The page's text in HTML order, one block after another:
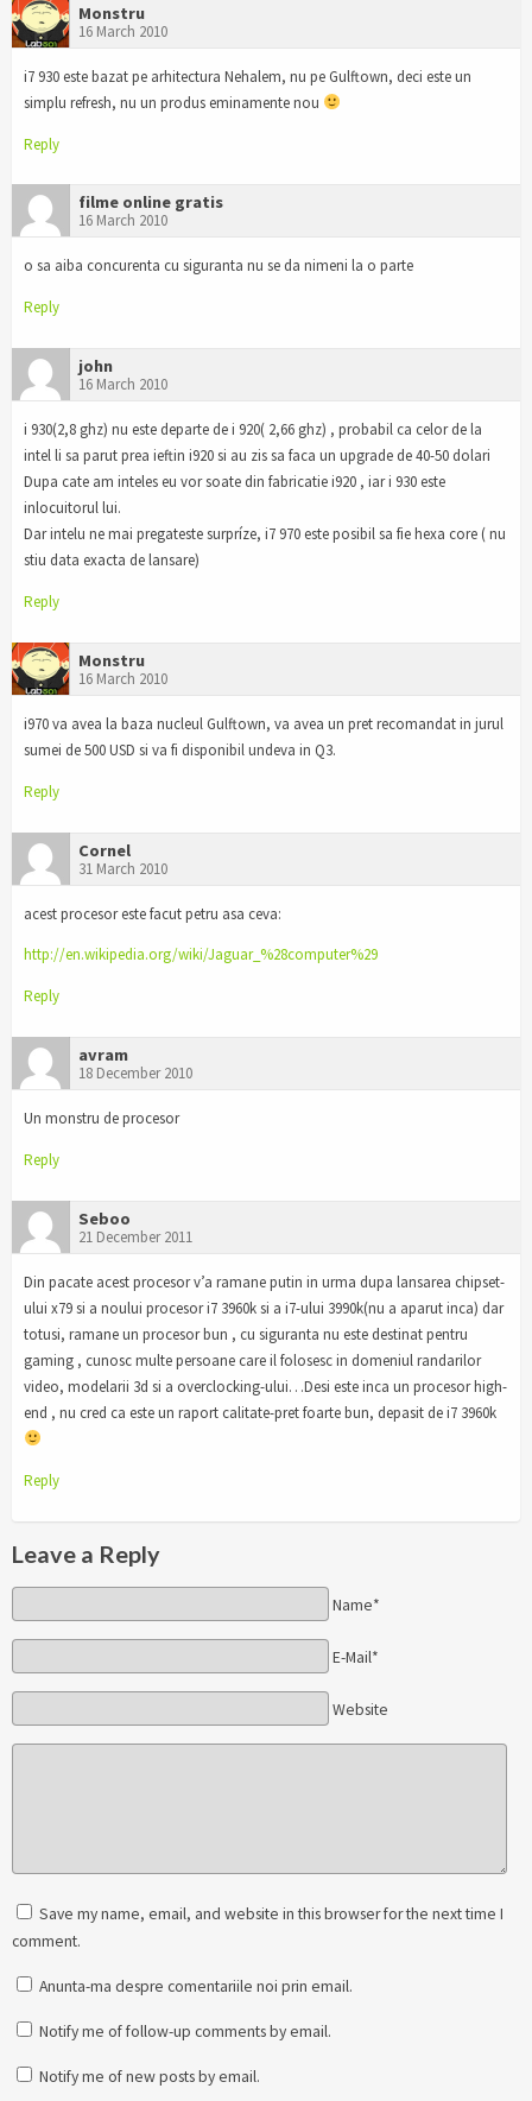
Monstru
16 March 2010
i7 930 este bazat pe arhitectura Nehalem, nu pe Gulftown, deci este un
simplu refresh, nu un produs eminamente nou
Reply
filme online gratis
16 March 2010
o sa aiba concurenta cu siguranta nu se da nimeni la o parte
Reply
john
16 March 2010
i 930(2,8 ghz) nu este departe de i 920( 2,66 ghz) , probabil ca celor de la
intel li sa parut prea ieftin i920 si au zis sa faca un upgrade de 40-50 dolari
Dupa cate am inteles eu vor soate din fabricatie i920 , iar i 930 este
inlocuitorul lui.
Dar intelu ne mai pregateste surpríze, i7 970 este posibil sa fie hexa core ( nu
stiu data exacta de lansare)
Reply
Monstru
16 March 2010
i970 va avea la baza nucleul Gulftown, va avea un pret recomandat in jurul
sumei de 500 USD si va fi disponibil undeva in Q3.
Reply
Cornel
31 March 2010
acest procesor este facut petru asa ceva:
http://en.wikipedia.org/wiki/Jaguar_%28computer%29
Reply
avram
18 December 2010
Un monstru de procesor
Reply
Seboo
21 December 2011
Din pacate acest procesor v’a ramane putin in urma dupa lansarea chipset-
ului x79 si a noului procesor i7 3960k si a i7-ului 3990k(nu a aparut inca) dar
totusi, ramane un procesor bun , cu siguranta nu este destinat pentru
gaming , cunosc multe persoane care il folosesc in domeniul randarilor
video, modelarii 3d si a overclocking-ului…Desi este inca un procesor high-
end , nu cred ca este un raport calitate-pret foarte bun, depasit de i7 3960k
Reply
Leave a Reply
Name*
E-Mail*
Website
Save my name, email, and website in this browser for the next time I
comment.
Anunta-ma despre comentariile noi prin email.
Notify me of follow-up comments by email.
Notify me of new posts by email.